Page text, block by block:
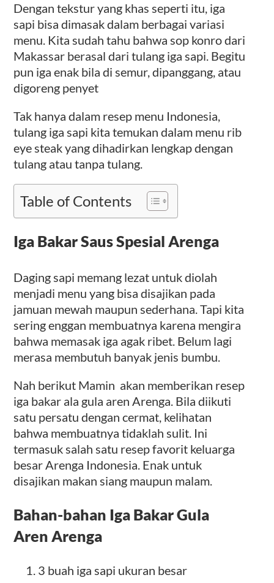
Dengan tekstur yang khas seperti itu, iga
sapi bisa dimasak dalam berbagai variasi
menu. Kita sudah tahu bahwa sop konro dari
Makassar berasal dari tulang iga sapi. Begitu
pun iga enak bila di semur, dipanggang, atau
digoreng penyet
Tak hanya dalam resep menu Indonesia,
tulang iga sapi kita temukan dalam menu rib
eye steak yang dihadirkan lengkap dengan
tulang atau tanpa tulang.
Table of Contents
Iga Bakar Saus Spesial Arenga
Daging sapi memang lezat untuk diolah
menjadi menu yang bisa disajikan pada
jamuan mewah maupun sederhana. Tapi kita
sering enggan membuatnya karena mengira
bahwa memasak iga agak ribet. Belum lagi
merasa membutuh banyak jenis bumbu.
Nah berikut Mamin akan memberikan resep
iga bakar ala gula aren Arenga. Bila diikuti
satu persatu dengan cermat, kelihatan
bahwa membuatnya tidaklah sulit. Ini
termasuk salah satu resep favorit keluarga
besar Arenga Indonesia. Enak untuk
disajikan makan siang maupun malam.
Bahan-bahan Iga Bakar Gula
Aren Arenga
3 buah iga sapi ukuran besar